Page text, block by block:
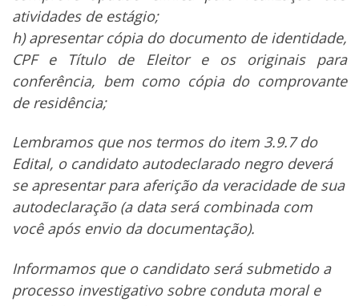
atividades de estágio;
h) apresentar cópia do documento de identidade,
CPF e Título de Eleitor e os originais para
conferência, bem como cópia do comprovante
de residência;
Lembramos que nos termos do item 3.9.7 do
Edital, o candidato autodeclarado negro deverá
se apresentar para aferição da veracidade de sua
autodeclaração (a data será combinada com
você após envio da documentação).
Informamos que o candidato será submetido a
processo investigativo sobre conduta moral e